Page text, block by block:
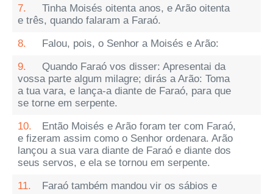
7.
Tinha Moisés oitenta anos, e Arão oitenta
e três, quando falaram a Faraó.
8.
Falou, pois, o Senhor a Moisés e Arão:
9.
Quando Faraó vos disser: Apresentai da
vossa parte algum milagre; dirás a Arão: Toma
a tua vara, e lança-a diante de Faraó, para que
se torne em serpente.
10.
Então Moisés e Arão foram ter com Faraó,
e fizeram assim como o Senhor ordenara. Arão
lançou a sua vara diante de Faraó e diante dos
seus servos, e ela se tornou em serpente.
11.
Faraó também mandou vir os sábios e